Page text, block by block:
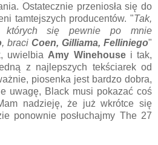
Ostatecznie przeniosła się do
tamtejszych producentów. "Tak,
których się pewnie po mnie
, braci Coen, Gilliama, Felliniego"
uwielbia Amy Winehousei tak,
z najlepszych tekściarek od
piosenka jest bardzo dobra,
uwagę, Black musi pokazać coś
nadzieję, że już wkrótce się
ponownie posłuchajmy The 27